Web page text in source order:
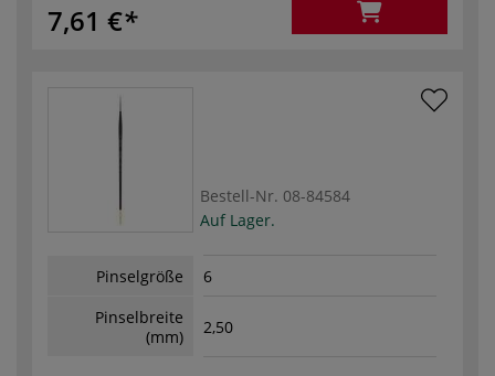
7,61 €
Bestell-Nr. 08-84584
Auf Lager.
Pinselgröße
6
Pinselbreite
(mm)
2,50